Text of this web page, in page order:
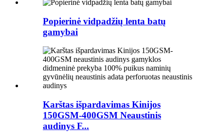
Popierinė vidpadžių lenta batų
gamybai
Karštas išpardavimas Kinijos
150GSM-400GSM Neaustinis
audinys F...